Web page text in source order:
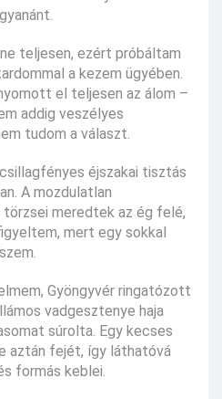
teljesen, ezért próbáltam
a kezem ügyében.
el teljesen az álom –
addig veszélyes
tudom a választ.
éjszakai tisztás
A mozdulatlan
meredtek az ég felé,
mert egy sokkal
Gyöngyvér ringatózott
vadgesztenye haja
súrolta. Egy kecses
aztán fejét, így láthatóvá
formás keblei.